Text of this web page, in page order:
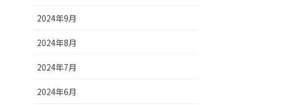
2024年9月
2024年8月
2024年7月
2024年6月